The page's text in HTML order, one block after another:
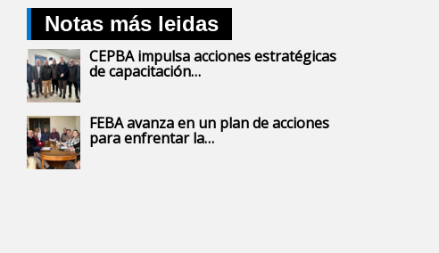
Notas más leidas
CEPBA impulsa acciones estratégicas
de capacitación…
FEBA avanza en un plan de acciones
para enfrentar la…